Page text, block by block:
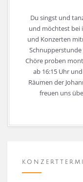
Du singst und
und möchtest bei
und Konzerten
Chöre proben
ab 16:15 Uhr
Räumen der
freuen uns